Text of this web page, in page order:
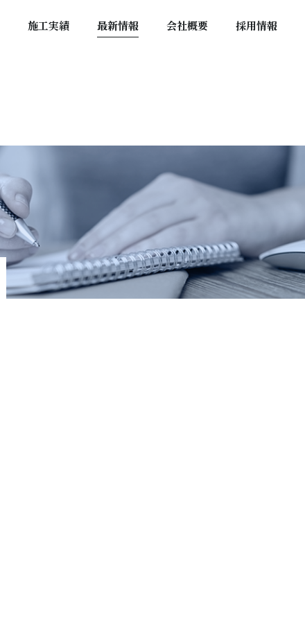
施工実績 最新情報 会社概要 採用情報